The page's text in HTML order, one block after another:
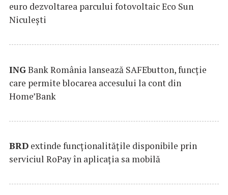
euro dezvoltarea parcului fotovoltaic Eco Sun
Niculești
INGBank România lansează SAFEbutton, funcţie
care permite blocarea accesului la cont din
Home’Bank
BRD extinde funcţionalităţile disponibile prin
serviciul RoPay în aplicaţia sa mobilă